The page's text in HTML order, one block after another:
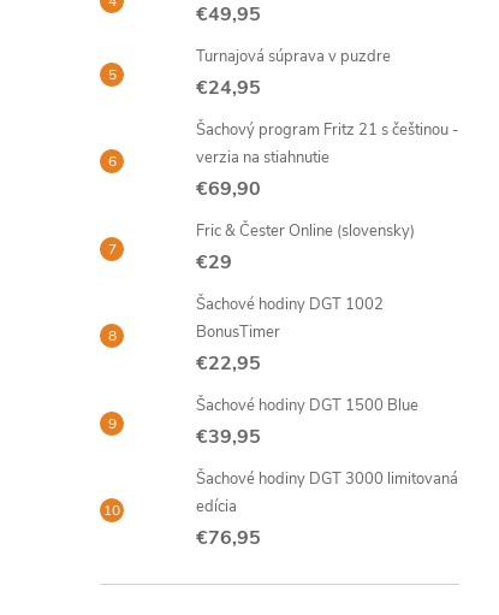
€49,95
Turnajová súprava v puzdre
€24,95
Šachový program Fritz 21 s češtinou -
verzia na stiahnutie
€69,90
Fric & Čester Online (slovensky)
€29
Šachové hodiny DGT 1002
BonusTimer
€22,95
Šachové hodiny DGT 1500 Blue
€39,95
Šachové hodiny DGT 3000 limitovaná
edícia
€76,95